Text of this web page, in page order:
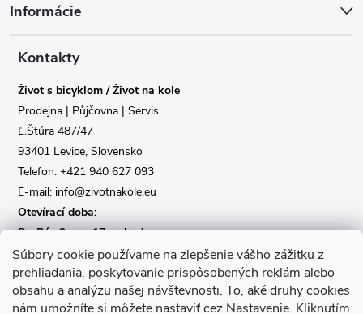
Súbory cookie používame na zlepšenie vášho zážitku z
prehliadania, poskytovanie prispôsobených reklám alebo
obsahu a analýzu našej návštevnosti. To, aké druhy cookies
nám umožníte si môžete nastaviť cez Nastavenie. Kliknutím
pInformácie
Kontakty
Život s bicyklom / Život na kole
Prodejna | Půjčovna | Servis
Ľ.Štúra 487/47
93401 Levice, Slovensko
Telefon: +421 940 627 093
E-mail: info@zivotnakole.eu
Otevírací doba:
Po-Pá : 9,oo - 17,oo hod
So : 9,oo - 12,oo | Ne : Zavřeno
Kontaktní formulář